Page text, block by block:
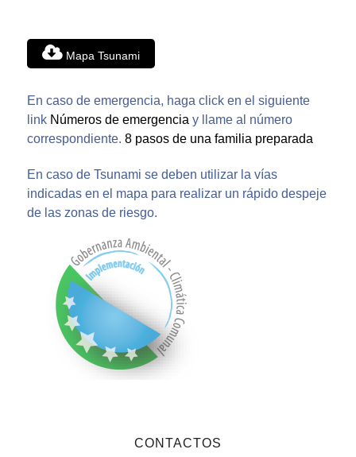
Mapa Tsunami
En caso de emergencia, haga click en el siguiente
link Números de emergencia y llame al número
correspondiente. 8 pasos de una familia preparada
En caso de Tsunami se deben utilizar la vías
indicadas en el mapa para realizar un rápido despeje
de las zonas de riesgo.
CONTACTOS